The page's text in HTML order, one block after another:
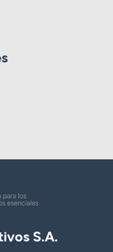
S.A.